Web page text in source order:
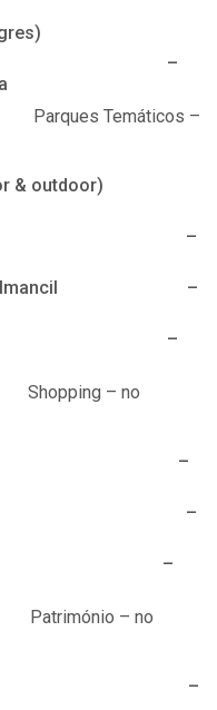
Formosa
Temáticos –
& outdoor)
–
– Almancil –
Shopping – no
– Loulé –
(4ª-feiras) –
Património – no
– Almancil –